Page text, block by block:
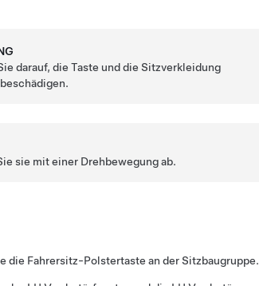
darauf, die Taste und die Sitzverkleidung
sie mit einer Drehbewegung ab.
die Fahrersitz-Polstertaste an der Sitzbaugruppe.